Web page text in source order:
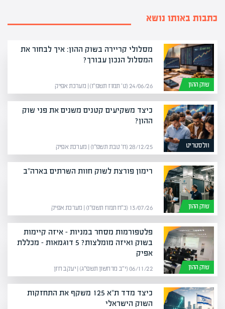
כתבות באותו נושא
שוק ההון
מסלולי קריירה בשוק ההון: איך לבחור את
המסלול הנכון עבורך?
24/06/26 (ט׳ תמוז תשפ״ו) | מערכת אפיק
וולסטריט
כיצד משקיעים קטנים משנים את פני שוק
ההון?
28/12/25 (ח׳ טבת תשפ״ו) | מערכת אפיק
שוק ההון
רימון פורצת לשוק חוות השרתים בארה"ב
13/07/26 (כ״ח תמוז תשפ״ו) | מערכת אפיק
שוק ההון
פלטפורמות מסחר במניות – איזה קיימות
בשוק ואיזה מומלצות? 5 דוגמאות – מכללת
אפיק
06/11/22 (י״ב מרחשון תשפ״ג) | יעקב חזן
כיצד מדד ת"א 125 משקף את התחזקות
השוק הישראלי